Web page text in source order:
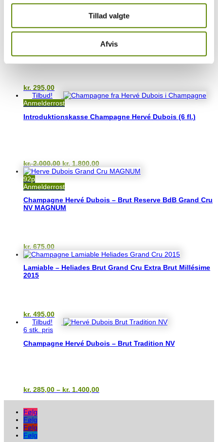
Tillad valgte
Afvis
Perfekt til Sushi
Champagne Hervé Dubois – Rosé Grand Cru NV
kr. 295,00
Tilbud!
Anmelderrost
Introduktionskasse Champagne Hervé Dubois (6 fl.)
kr.2.000,00 Den
oprindelige
var:
kr. 1.800,00Den
aktuelle
92p
Anmelderrost
Champagne Hervé Dubois – Brut Reserve BdB Grand Cru
NV MAGNUM
kr. 675,00
Lamiable – Heliades Brut Grand Cru Extra Brut Millésime
2015
kr. 495,00
Tilbud!
6 stk. pris
Champagne Hervé Dubois – Brut Tradition NV
kr. 285,00 – kr. 1.400,00Prisinterval:
Følg
Følg
Følg
Følg